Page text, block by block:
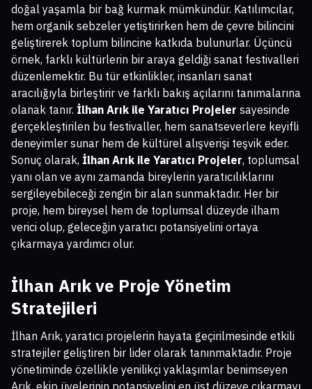
doğal yaşamla bir bağ kurmak mümkündür. Katılımcılar,
hem organik sebzeler yetiştirirken hem de çevre bilincini
geliştirerek toplum bilincine katkıda bulunurlar. Üçüncü
örnek, farklı kültürlerin bir araya geldiği sanat festivalleri
düzenlemektir. Bu tür etkinlikler, insanları sanat
aracılığıyla birleştirir ve farklı bakış açılarını tanımalarına
olanak tanır. İlhan Arık ile Yaratıcı Projeler sayesinde
gerçekleştirilen bu festivaller, hem sanatseverlere keyifli
deneyimler sunar hem de kültürel alışverişi teşvik eder.
Sonuç olarak, İlhan Arık ile Yaratıcı Projeler, toplumsal
yanı olan ve aynı zamanda bireylerin yaratıcılıklarını
sergileyebileceği zengin bir alan sunmaktadır. Her bir
proje, hem bireysel hem de toplumsal düzeyde ilham
verici olup, geleceğin yaratıcı potansiyelini ortaya
çıkarmaya yardımcı olur.
İlhan Arık ve Proje Yönetim
Stratejileri
İlhan Arık, yaratıcı projelerin hayata geçirilmesinde etkili
stratejiler geliştiren bir lider olarak tanınmaktadır. Proje
yönetiminde özellikle yenilikçi yaklaşımlar benimseyen
Arık, ekip üyelerinin potansiyelini en üst düzeye çıkarmayı